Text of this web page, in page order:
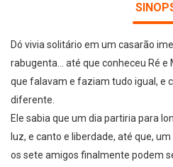
Dó vivia solitário em um casarão
rabugenta... até que conheceu Ré e
que falavam e faziam tudo igual, e
diferente.
Ele sabia que um dia partiria para
luz, e canto e liberdade, até que, um
os sete amigos finalmente podem